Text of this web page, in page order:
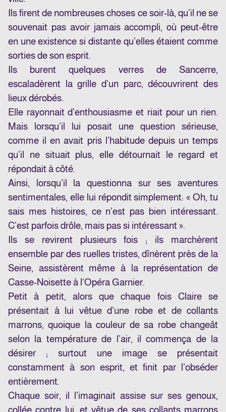
Ils firent de nombreuses choses ce soir-là, qu’il ne se
souvenait pas avoir jamais accompli, où peut-être
en une existence si distante qu’elles étaient comme
sorties de son esprit.
Ils burent quelques verres de Sancerre,
escaladèrent la grille d’un parc, découvrirent des
lieux dérobés.
Elle rayonnait d’enthousiasme et riait pour un rien.
Mais lorsqu’il lui posait une question sérieuse,
comme il en avait pris l’habitude depuis un temps
qu’il ne situait plus, elle détournait le regard et
répondait à côté.
Ainsi, lorsqu’il la questionna sur ses aventures
sentimentales, elle lui répondit simplement: « Oh, tu
sais mes histoires, ce n’est pas bien intéressant.
C’est parfois drôle, mais pas si intéressant ».
Ils se revirent plusieurs fois ; ils marchèrent
ensemble par des ruelles tristes, dînèrent près de la
Seine, assistèrent même à la représentation de
Casse-Noisette à l’Opéra Garnier.
Petit à petit, alors que chaque fois Claire se
présentait à lui vêtue d’une robe et de collants
marrons, quoique la couleur de sa robe changeât
selon la température de l’air, il commença de la
désirer ; surtout une image se présentait
constamment à son esprit, et finit par l’obséder
entièrement.
Chaque soir, il l’imaginait assise sur ses genoux,
collée contre lui, et vêtue de ses collants marrons